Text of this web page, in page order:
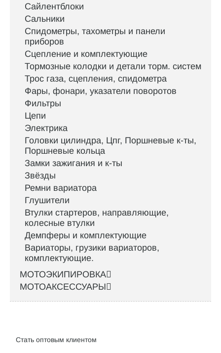
Сайлентблоки
Сальники
Спидометры, тахометры и панели
приборов
Сцепление и комплектующие
Тормозные колодки и детали торм. систем
Трос газа, сцепления, спидометра
Фары, фонари, указатели поворотов
Фильтры
Цепи
Электрика
Головки цилиндра, Цпг, Поршневые к-ты,
Поршневые кольца
Замки зажигания и к-ты
Звёзды
Ремни вариатора
Глушители
Втулки стартеров, направляющие,
колесные втулки
Демпферы и комплектующие
Вариаторы, грузики вариаторов,
комплектующие.
МОТОЭКИПИРОВКА
МОТОАКСЕССУАРЫ
Стать оптовым клиентом